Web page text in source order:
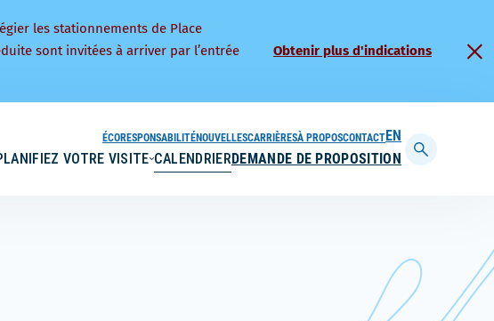
les stationnements de Place
sont invitées à arriver par l’entrée
Obtenir plus d'indications
VOTRE VISITE CALENDRIERDEMANDE DE PROPOSITION
ÉCORESPONSABILITÉNOUVELLESCARRIÈRESÀ PROPOSCONTACTENGLISH
Afficher